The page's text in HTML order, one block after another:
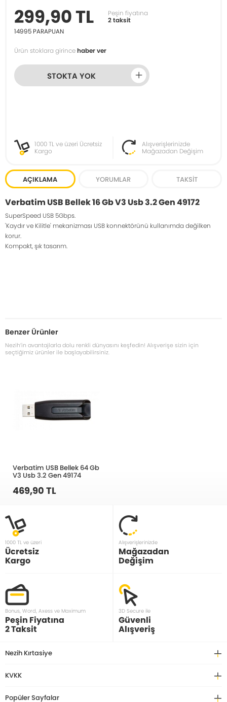
299,90 TL
Peşin fiyatına
2 taksit
14995 PARAPUAN
Ürün stoklara girincehaber ver
STOKTA YOK
1000 TL ve üzeri Ücretsiz
Kargo
Alışverişlerinizde
Mağazadan Değişim
AÇIKLAMA YORUMLAR TAKSIT
Verbatim USB Bellek 16 Gb V3 Usb 3.2 Gen 49172
SuperSpeed USB 5Gbps.
'Kaydır ve Kilitle' mekanizması USB konnektörünü kullanımda değilken
korur.
Kompakt, şık tasarım.
Benzer Ürünler
Nezih’in avantajlarla dolu renkli dünyasını keşfedin! Alışverişe sizin için
seçtiğimiz ürünler ile başlayabilirsiniz.
Verbatim USB Bellek 64 Gb
V3 Usb 3.2 Gen 49174
469,90 TL
1000 TL ve üzeri
Ücretsiz
Kargo
Alışverişlerinizde
Mağazadan
Değişim
Bonus, Word, Axess ve Maximum
Peşin Fiyatına
2 Taksit
3D Secure ile
Güvenli
Alışveriş
Nezih Kırtasiye
KVKK
Popüler Sayfalar